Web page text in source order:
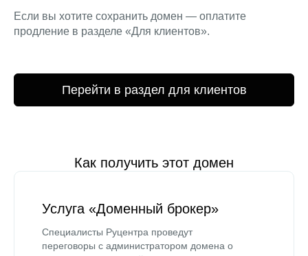
Если вы хотите сохранить домен — оплатите
продление в разделе «Для клиентов».
Перейти в раздел для клиентов
Как получить этот домен
Услуга «Доменный брокер»
Специалисты Руцентра проведут
переговоры с администратором домена о